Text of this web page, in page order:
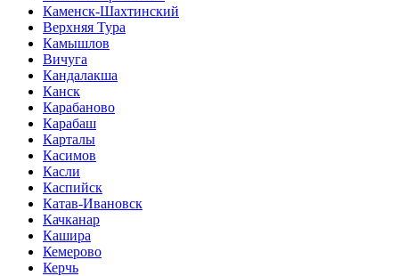
Каменск-Шахтинский
Верхняя Тура
Камышлов
Вичуга
Кандалакша
Канск
Карабаново
Карабаш
Карталы
Касимов
Касли
Каспийск
Катав-Ивановск
Качканар
Кашира
Кемерово
Керчь